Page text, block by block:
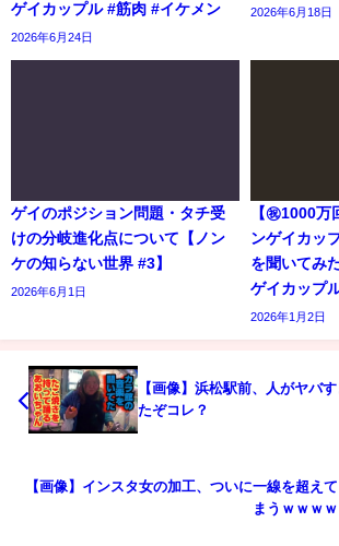
ゲイカップル #筋肉 #イケメン
2026年6月24日
2026年6月18日
ゲイのポジション問題・タチ受
けの分岐進化点について【ノン
ケの知らない世界 #3】
2026年6月1日
【㊗️1000万
ンゲイカッ
を聞いてみ
ゲイカップ
2026年1月2日
【画像】浜松駅前、人がヤバ
たぞコレ？
【画像】インスタ女の加工、ついに一線を超え
まうｗｗｗ